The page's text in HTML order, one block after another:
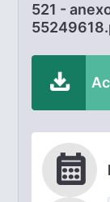
521 -
download
calendar_month